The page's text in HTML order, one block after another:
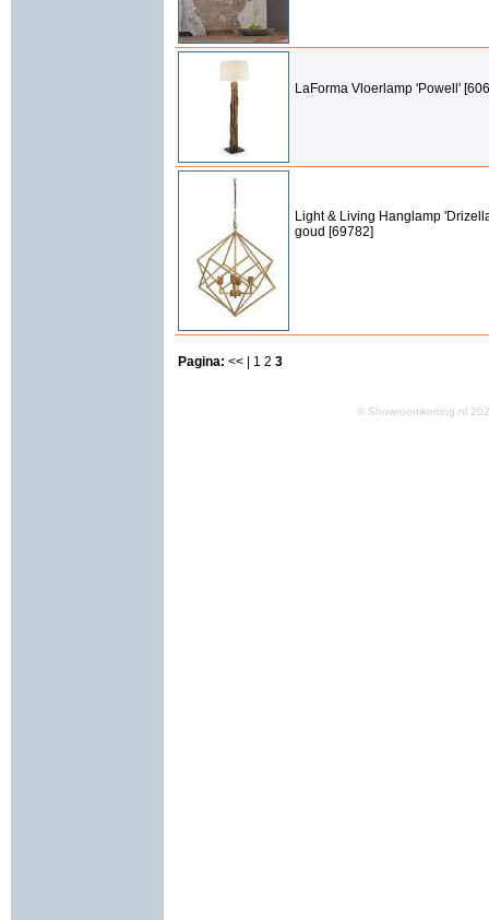
LaForma Vloerlamp 'Powell'
Light & Living Hanglamp
goud [69782]
Pagina: << | 1 2 3
© Showroomkorting.nl